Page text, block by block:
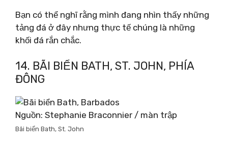
Bạn có thể nghĩ rằng mình đang nhìn thấy những
tảng đá ở đây nhưng thực tế chúng là những
khối đá rắn chắc.
14. BÃI BIỂN BATH, ST. JOHN, PHÍA
ĐÔNG
Nguồn: Stephanie Braconnier / màn trập
Bãi biển Bath, St. John